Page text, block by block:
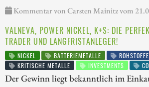
Kommentar von Carsten Mainitz vom
VALNEVA, POWER NICKEL, K+S: DIE
TRADER UND LANGFRISTANLEGER!
NICKEL BATTERIEMETALLE
ROHSTOFFE
KRITISCHE METALLE
INVESTMENTS
Der Gewinn liegt bekanntlich im